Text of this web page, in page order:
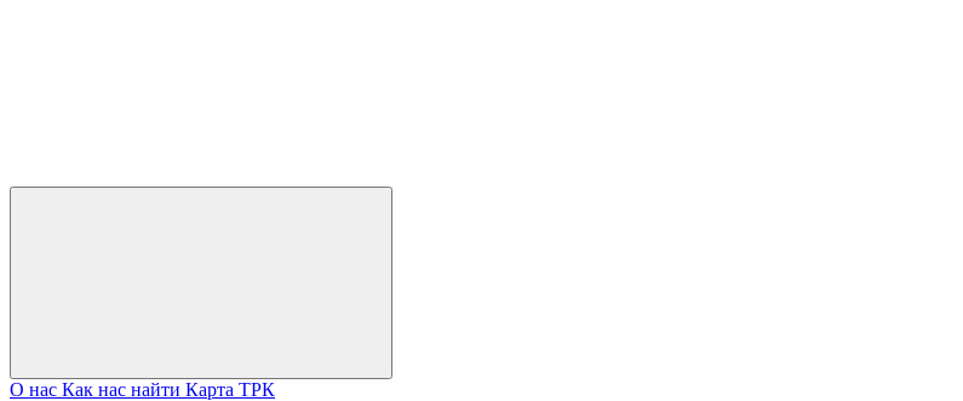
О нас Как нас найти Карта ТРК